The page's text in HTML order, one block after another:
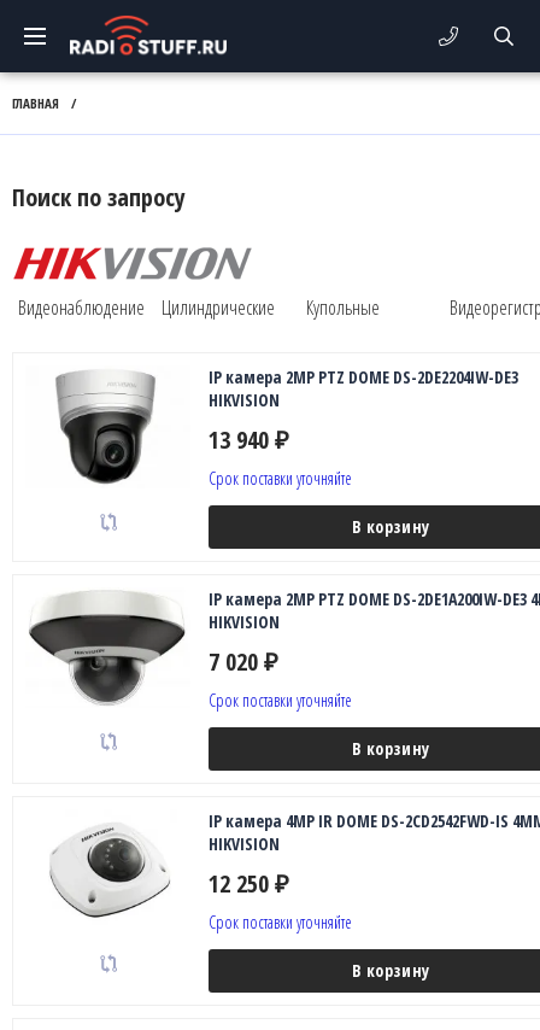
ГЛАВНАЯ /
Поиск по запросу
Видеонаблюдение Цилиндрические Купольные
IP камера 2MP PTZ DOME DS-2DE2204IW-DE3
HIKVISION
13 940 ₽
Срок поставки уточняйте
В корзину
IP камера 2MP PTZ DOME DS-2DE1A200IW-DE3
HIKVISION
7 020 ₽
Срок поставки уточняйте
В корзину
IP камера 4MP IR DOME DS-2CD2542FWD-IS
HIKVISION
12 250 ₽
Срок поставки уточняйте
В корзину